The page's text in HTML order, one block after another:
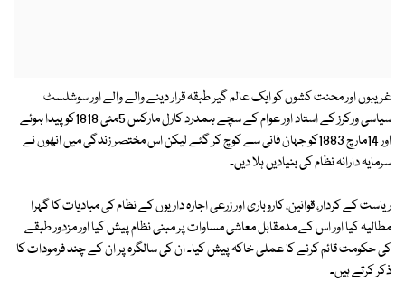
غریبوں اور محنت کشوں کو ایک عالم گیر طبقہ قرار دینے والے والے اور سوشلسٹ
سیاسی ورکرز کے استاد اور عوام کے سچے ہمدرد کارل مارکس 5مئی 1818کو پیدا ہوئے
اور 14مارچ 1883کو جہان فانی سے کوچ کر گئے لیکن اس مختصر زندگی میں انھوں نے
سرمایہ دارانہ نظام کی بنیادیں ہلا دیں۔
ریاست کے کردار، قوانین، کاروباری اور زرعی اجارہ داریوں کے نظام کی مبادیات کا گہرا
مطالیہ کیا اور اس کے مدمقابل معاشی مساوات پر مبنی نظام پیش کیا اور مزدور طبقے
کی حکومت قائم کرنے کا عملی خاکہ پیش کیا۔ ان کی سالگرہ پر ان کے چند فرمودات کا
ذکر کرتے ہیں۔